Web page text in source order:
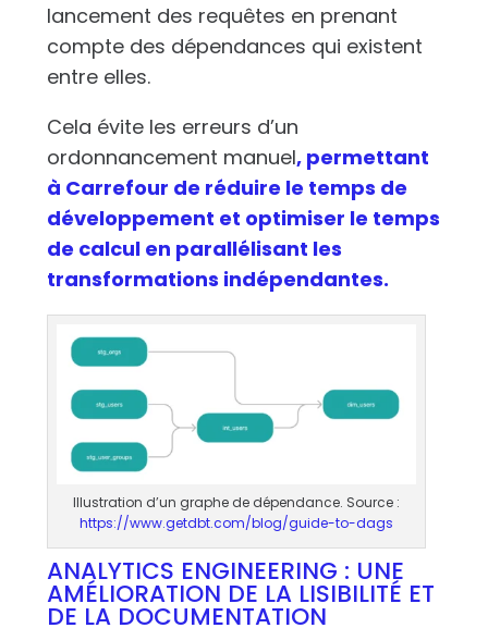
lancement des requêtes en prenant
compte des dépendances qui existent
entre elles.
Cela évite les erreurs d’un
ordonnancement manuel, permettant
à Carrefour de réduire le temps de
développement et optimiser le temps
de calcul en parallélisant les
transformations indépendantes.
Illustration d’un graphe de dépendance. Source :
https://www.getdbt.com/blog/guide-to-dags
ANALYTICS ENGINEERING : UNE
AMÉLIORATION DE LA LISIBILITÉ ET
DE LA DOCUMENTATION